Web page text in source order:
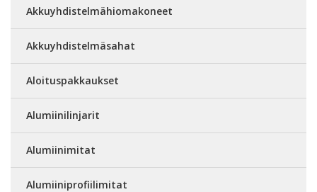
Akkuyhdistelmähiomakoneet
Akkuyhdistelmäsahat
Aloituspakkaukset
Alumiinilinjarit
Alumiinimitat
Alumiiniprofiilimitat